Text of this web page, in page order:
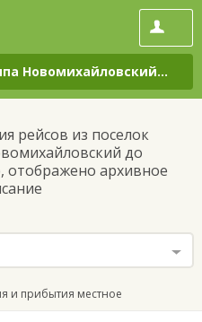
поселок городского типа Новомихайловский
–
рейсов из поселок
до
отображено архивное
и прибытия местное